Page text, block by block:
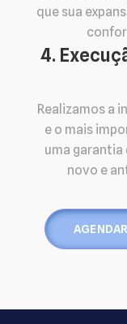
que sua
4.
Realizamos a
e o mais
uma
novo e